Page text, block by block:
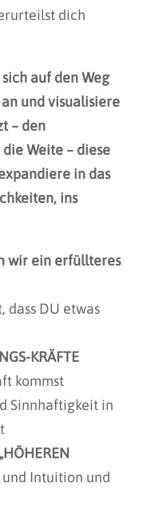
dich
auf den Weg
und visualisiere
– den
Weite – diese
in das
ins
wir ein erfüllteres
dass DU etwas
KRÄFTE
kommst
Sinnhaftigkeit in
„HÖHEREN
Intuition und